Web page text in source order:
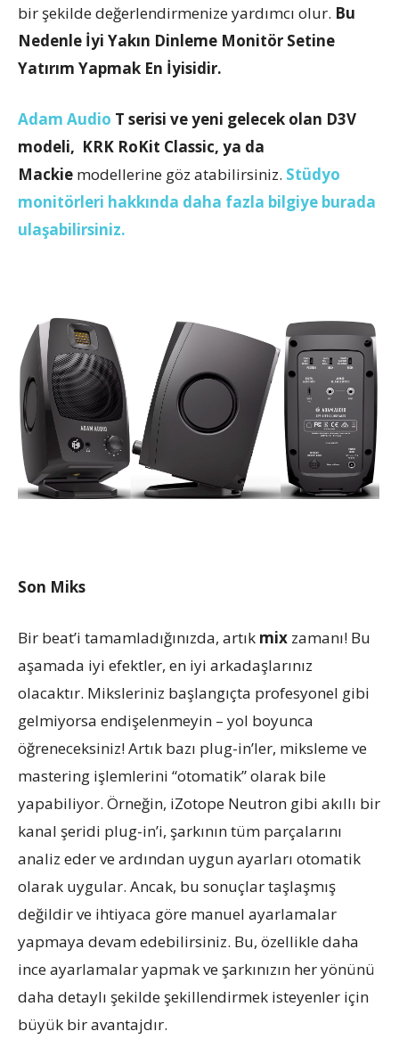
bir şekilde değerlendirmenize yardımcı olur. Bu
Nedenle İyi Yakın Dinleme Monitör Setine
Yatırım Yapmak En İyisidir.
Adam Audio T serisi ve yeni gelecek olan D3V
modeli, KRK RoKit Classic, ya da
Mackie modellerine göz atabilirsiniz. Stüdyo
monitörleri hakkında daha fazla bilgiye burada
ulaşabilirsiniz.
Son Miks
Bir beat’i tamamladığınızda, artık mix zamanı! Bu
aşamada iyi efektler, en iyi arkadaşlarınız
olacaktır. Miksleriniz başlangıçta profesyonel gibi
gelmiyorsa endişelenmeyin – yol boyunca
öğreneceksiniz! Artık bazı plug-in’ler, miksleme ve
mastering işlemlerini “otomatik” olarak bile
yapabiliyor. Örneğin, iZotope Neutron gibi akıllı bir
kanal şeridi plug-in’i, şarkının tüm parçalarını
analiz eder ve ardından uygun ayarları otomatik
olarak uygular. Ancak, bu sonuçlar taşlaşmış
değildir ve ihtiyaca göre manuel ayarlamalar
yapmaya devam edebilirsiniz. Bu, özellikle daha
ince ayarlamalar yapmak ve şarkınızın her yönünü
daha detaylı şekilde şekillendirmek isteyenler için
büyük bir avantajdır.